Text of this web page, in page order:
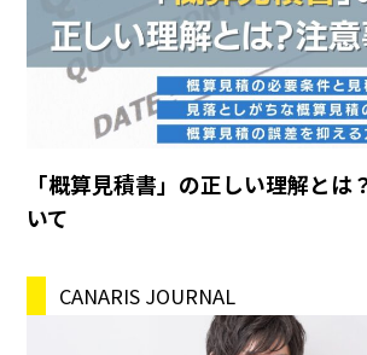
「概算見積書」の正しい理解とは
いて
CANARIS JOURNAL